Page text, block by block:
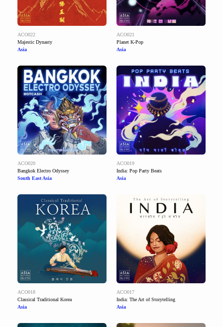
ACO022
Majestic Dynasty
Asia
ACO021
Planet K-Pop
Asia
ACO020
Bangkok Electro Odyssey
South East Asia
ACO019
India: Pop Party Beats
Asia
ACO018
Classical Traditional Korea
Asia
ACO017
India: The Art of Storytelling
Asia